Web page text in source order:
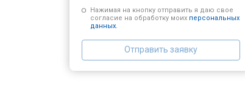
Нажимая на кнопку отправить я даю свое
согласие на обработку моих персональных
данных.
Отправить заявку